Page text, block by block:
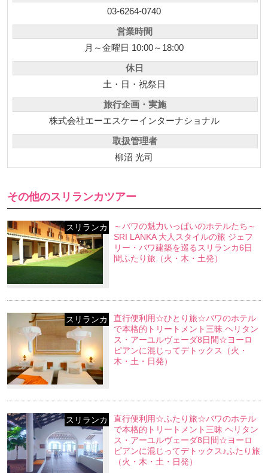
03-6264-0740
営業時間
月～金曜日 10:00～18:00
休日
土・日・祝祭日
旅行企画・実施
株式会社エーエスケーインターナショナル
取扱管理者
柳沼 光司
その他のスリランカツアー
スリランカ
～バワの魅力いっぱいのホテルたち～
SRI LANKA 大人スタイルの旅 ジェフ
リー・バワ建築を巡るスリランカ6日
間ふたり旅（火・木・土発）
スリランカ
直行便利用☆ひとり旅☆バワのホテル
で本格的トリートメント三昧 ヘリタン
ス・アーユルヴェーダ8日間☆ヨーロ
ピアンに混じってデトックス（火・
木・土・日発）
スリランカ
直行便利用☆ふたり旅☆バワのホテル
で本格的トリートメント三昧 ヘリタン
ス・アーユルヴェーダ8日間☆ヨーロ
ピアンに混じってデトックス♪ふたり旅
（火・木・土・日発）